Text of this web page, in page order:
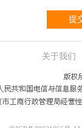
提
关于我们